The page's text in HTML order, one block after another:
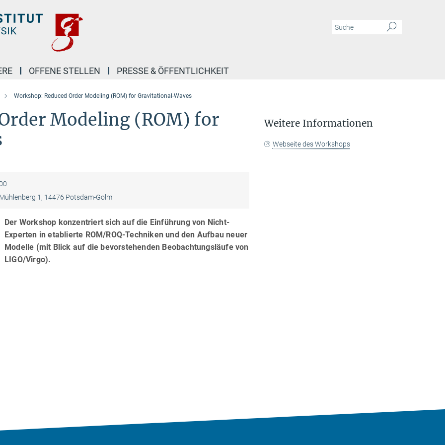
OFFENE STELLEN PRESSE & ÖFFENTLICHKEIT
Workshop: Reduced Order Modeling (ROM) for Gravitational-Waves
Modeling (ROM) for
1, 14476 Potsdam-Golm
Der Workshop konzentriert sich auf die Einführung von Nicht-
Experten in etablierte ROM/ROQ-Techniken und den Aufbau neuer
Modelle (mit Blick auf die bevorstehenden Beobachtungsläufe von
LIGO/Virgo).
Weitere Informationen
Webseite des Workshops